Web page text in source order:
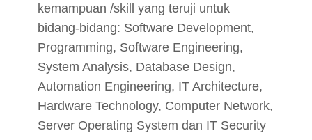
kemampuan /skill yang teruji untuk
bidang-bidang: Software Development,
Programming, Software Engineering,
System Analysis, Database Design,
Automation Engineering, IT Architecture,
Hardware Technology, Computer Network,
Server Operating System dan IT Security